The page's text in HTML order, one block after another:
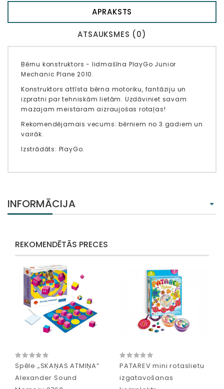
APRAKSTS
ATSAUKSMES (0)
Bērnu konstruktors - lidmašīna PlayGo Junior
Mechanic Plane 2010.
Konstruktors attīsta bērna motoriku, fantāziju un
izpratni par tehniskām lietām. Uzdāviniet savam
mazajam meistaram aizraujošas rotaļas!
Rekomendējamais vecums: bērniem no 3 gadiem un
vairāk.
Izstrādāts: PlayGo.
INFORMĀCIJA
REKOMENDĒTĀS PRECES
Spēle „SKAŅAS ATMIŅA”
Alexander Sound
PATAREV mini rotaslietu
izgatavošanas